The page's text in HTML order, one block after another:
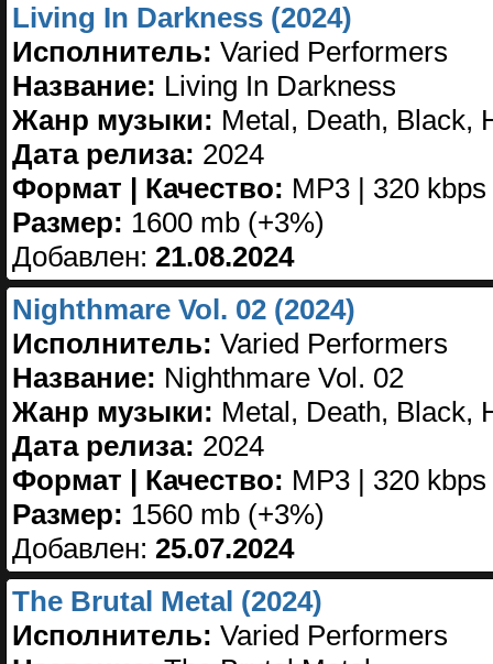
Living In Darkness (2024)
Исполнитель: Varied Performers
Название: Living In Darkness
Жанр музыки: Metal, Death, Black,
Дата релиза: 2024
Формат | Качество: MP3 | 320 kbps
Размер: 1600 mb (+3%)
Добавлен: 21.08.2024
Nighthmare Vol. 02 (2024)
Исполнитель: Varied Performers
Название: Nighthmare Vol. 02
Жанр музыки: Metal, Death, Black,
Дата релиза: 2024
Формат | Качество: MP3 | 320 kbps
Размер: 1560 mb (+3%)
Добавлен: 25.07.2024
The Brutal Metal (2024)
Исполнитель: Varied Performers